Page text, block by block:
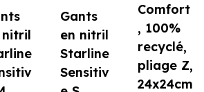
nitril
Gants
en nitril
Starline
Sensitiv
Comfort
, 100%
recyclé,
pliage Z,
24x24cm